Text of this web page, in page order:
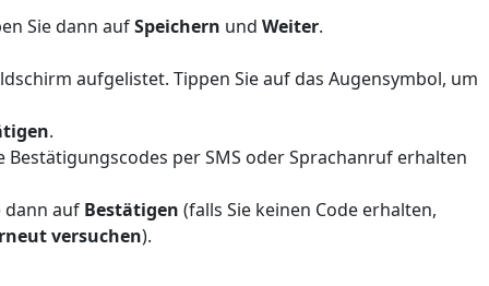
Sie dann aufSpeichern und Weiter.
aufgelistet. Tippen Sie auf das Augensymbol, um
.
Bestätigungscodes per SMS oder Sprachanruf erhalten
dann auf Bestätigen (falls Sie keinen Code erhalten,
versuchen).